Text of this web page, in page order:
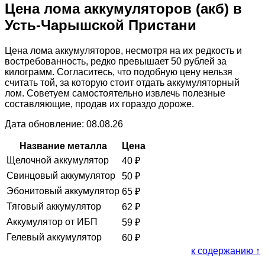
Цена лома аккумуляторов (акб) в
Усть-Чарышской Пристани
Цена лома аккумуляторов, несмотря на их редкость и
востребованность, редко превышает 50 рублей за
килограмм. Согласитесь, что подобную цену нельзя
считать той, за которую стоит отдать аккумуляторный
лом. Советуем самостоятельно извлечь полезные
составляющие, продав их гораздо дороже.
Дата обновление: 08.08.26
Название металла
Цена
Щелочной аккумулятор
40 ₽
Свинцовый аккумулятор
50 ₽
Эбонитовый аккумулятор 65 ₽
Тяговый аккумулятор
62 ₽
Аккумулятор от ИБП
59 ₽
Гелевый аккумулятор
60 ₽
к содержанию ↑